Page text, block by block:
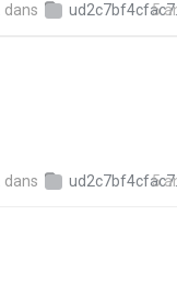
dans ud2c7bf4cfac7c5128979540d24f43247
5
dans ud2c7bf4cfac7c5128979540d24f43247
5